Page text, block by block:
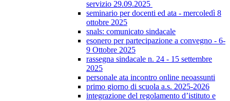
servizio 29.09.2025
seminario per docenti ed ata - mercoledì 8
ottobre 2025
snals: comunicato sindacale
esonero per partecipazione a convegno - 6-
9 Ottobre 2025
rassegna sindacale n. 24 - 15 settembre
2025
personale ata incontro online neoassunti
primo giorno di scuola a.s. 2025-2026
integrazione del regolamento d’istituto e